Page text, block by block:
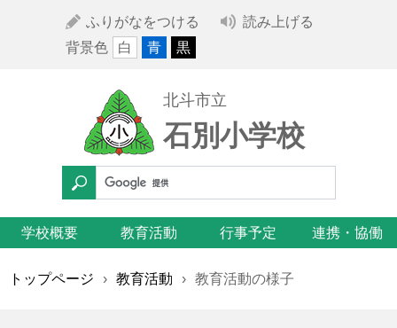
ふりがなをつける
読み上げる
背景色
白 青 黒
北斗市立
石別小学校
学校概要 教育活動 行事予定 連携・協働
トップページ › 教育活動 › 教育活動の様子